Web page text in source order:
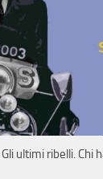
ultimi ribelli. Chi